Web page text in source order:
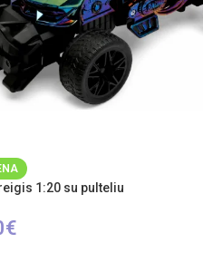
1:20 su pulteliu
€